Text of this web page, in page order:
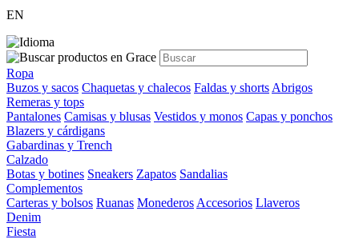
EN
Ropa
Buzos y sacos Chaquetas y chalecos Faldas y shorts Abrigos
Remeras y tops
Pantalones Camisas y blusas Vestidos y monos Capas y ponchos
Blazers y cárdigans
Gabardinas y Trench
Calzado
Botas y botines Sneakers Zapatos Sandalias
Complementos
Carteras y bolsos Ruanas Monederos Accesorios Llaveros
Denim
Fiesta